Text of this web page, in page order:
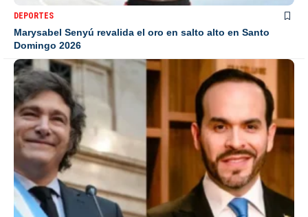
DEPORTES
Marysabel Senyú revalida el oro en salto alto en Santo
Domingo 2026